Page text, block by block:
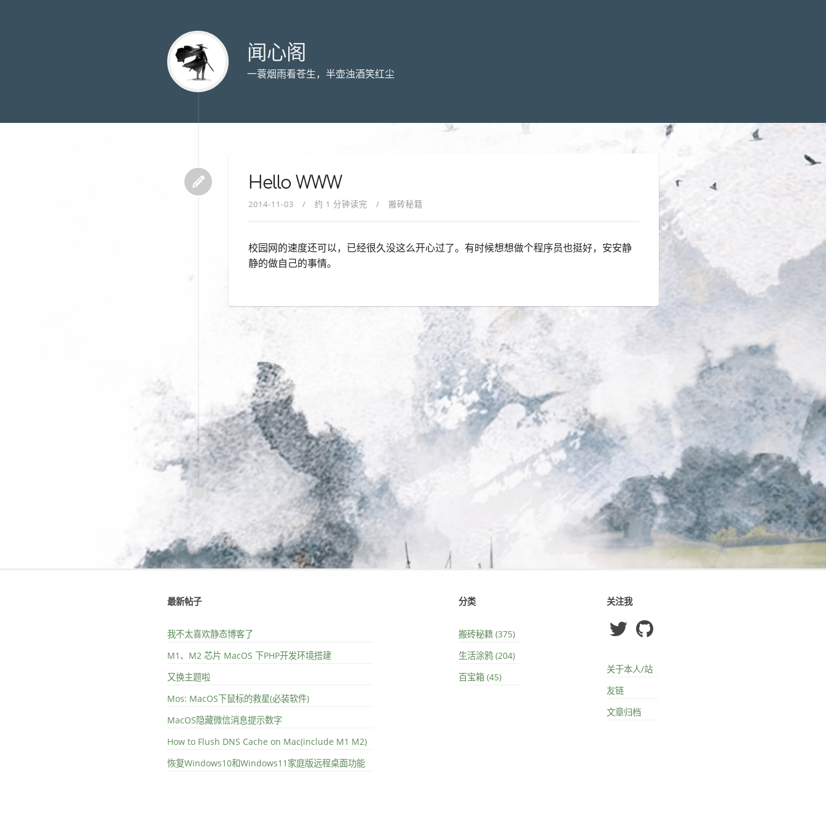
闻心阁
一蓑烟雨看苍生，半壶浊酒笑红尘
Hello WWW
2014-11-03 约 1 分钟读完 搬砖秘籍
校园网的速度还可以，已经很久没这么开心过了。有时候想想做个程序员也挺好，安安静
静的做自己的事情。
最新帖子
我不太喜欢静态博客了
M1、M2 芯片 MacOS 下PHP开发环境搭建
又换主题啦
Mos: MacOS下鼠标的救星(必装软件)
MacOS隐藏微信消息提示数字
How to Flush DNS Cache on Mac(include M1 M2)
恢复Windows10和Windows11家庭版远程桌面功能
分类
搬砖秘籍 (375)
生活涂鸦 (204)
百宝箱 (45)
关注我
关于本人/站
友链
文章归档